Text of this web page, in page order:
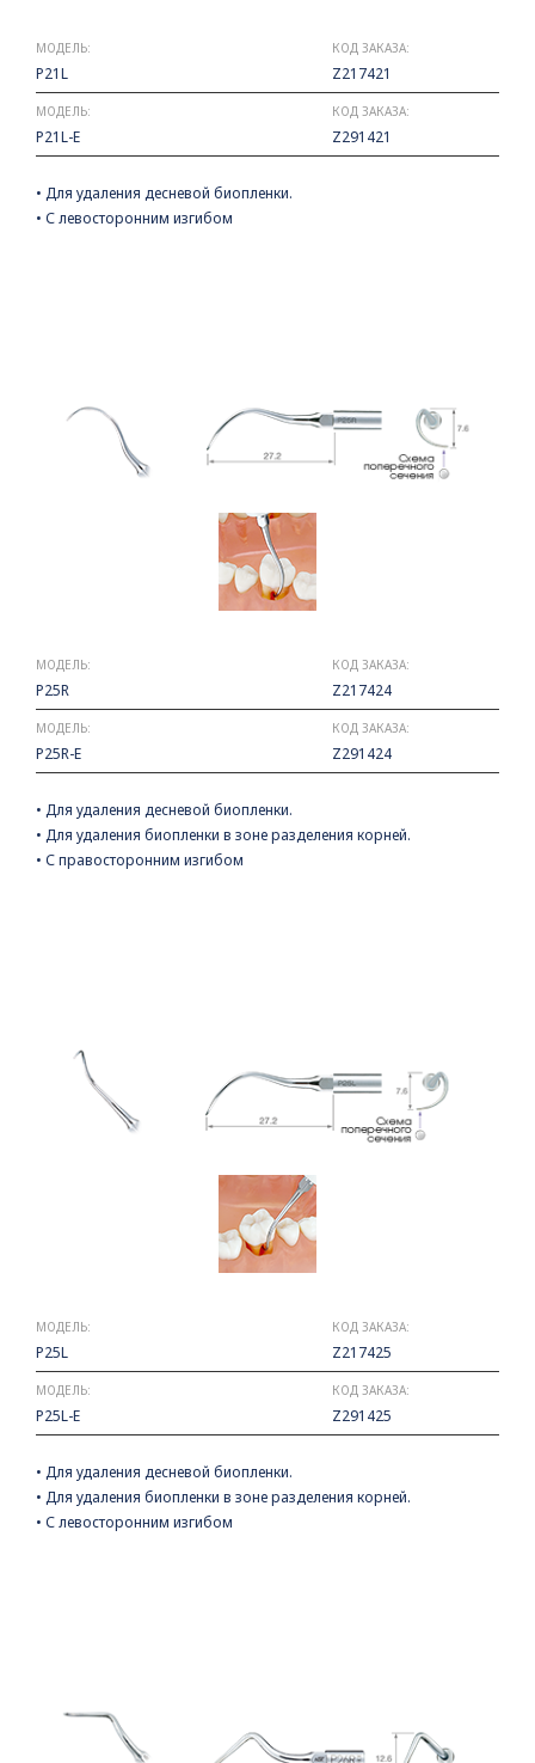
МОДЕЛЬ:
P21L
КОД ЗАКАЗА:
Z217421
МОДЕЛЬ:
P21L-E
КОД ЗАКАЗА:
Z291421
• Для удаления десневой биопленки.
• С левосторонним изгибом
МОДЕЛЬ:
P25R
КОД ЗАКАЗА:
Z217424
МОДЕЛЬ:
P25R-E
КОД ЗАКАЗА:
Z291424
• Для удаления десневой биопленки.
• Для удаления биопленки в зоне разделения корней.
• С правосторонним изгибом
МОДЕЛЬ:
P25L
КОД ЗАКАЗА:
Z217425
МОДЕЛЬ:
P25L-E
КОД ЗАКАЗА:
Z291425
• Для удаления десневой биопленки.
• Для удаления биопленки в зоне разделения корней.
• С левосторонним изгибом